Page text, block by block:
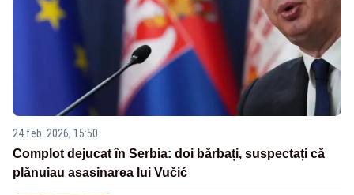
24 feb. 2026, 15:50
Complot dejucat în Serbia: doi bărbați, suspectați că
plănuiau asasinarea lui Vučić